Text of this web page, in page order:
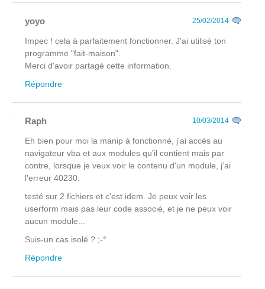
yoyo 25/02/2014
Impec ! cela à parfaitement fonctionner. J'ai utilisé ton
programme "fait-maison".
Merci d'avoir partagé cette information.
Répondre
Raph 10/03/2014
Eh bien pour moi la manip à fonctionné, j'ai accès au
navigateur vba et aux modules qu'il contient mais par
contre, lorsque je veux voir le contenu d'un module, j'ai
l'erreur 40230.
testé sur 2 fichiers et c'est idem. Je peux voir les
userform mais pas leur code associé, et je ne peux voir
aucun module...
Suis-un cas isolé ? ;-°
Répondre